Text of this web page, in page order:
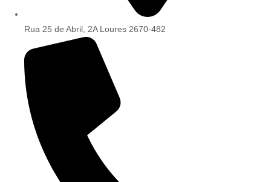
Rua 25 de Abril, 2A Loures 2670-482